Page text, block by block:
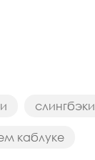
слингбэки
каблуке